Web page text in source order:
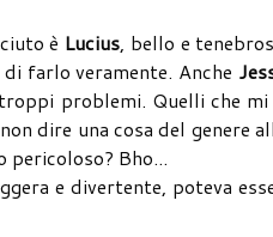
è Lucius, bello e
farlo veramente. Anche
problemi. Quelli che
dire una cosa del genere
pericoloso? Bho...
e divertente, poteva